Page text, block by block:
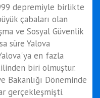
depremiyle birlikte
çabaları olan
ve Sosyal Güvenlik
süre Yalova
en fazla
biri olmuştur.
Bakanlığı Döneminde
gerçekleşmişti.